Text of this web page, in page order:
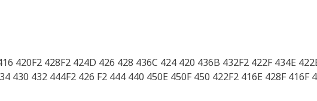
420F2 428F2 424D 426 428 436C 424 420 436B 432F2 422F 434E
430 432 444F2 426 F2 444 440 450E 450F 450 422F2 416E 428F